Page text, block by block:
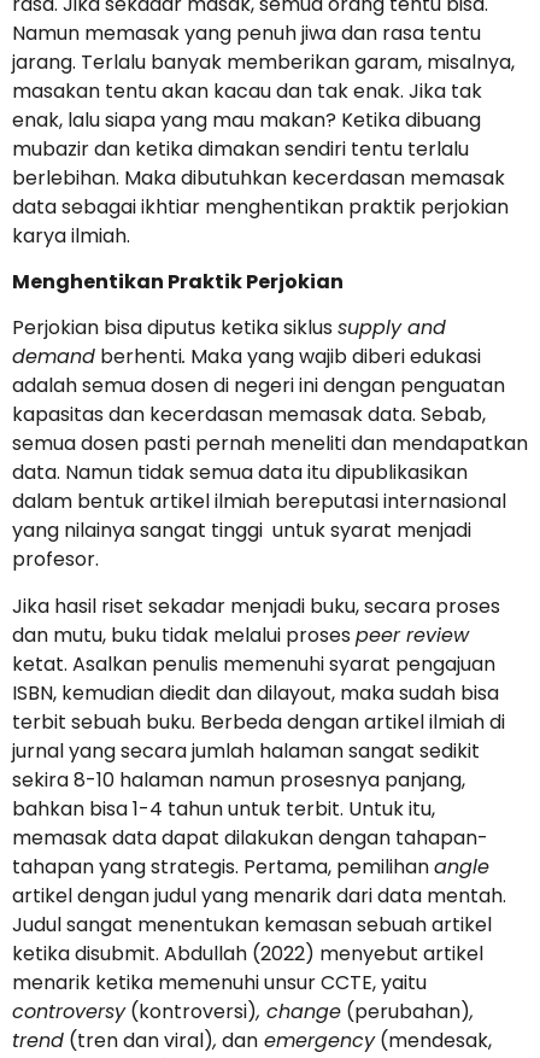
Namun memasak yang penuh jiwa dan rasa tentu
jarang. Terlalu banyak memberikan garam, misalnya,
masakan tentu akan kacau dan tak enak. Jika tak
enak, lalu siapa yang mau makan? Ketika dibuang
mubazir dan ketika dimakan sendiri tentu terlalu
berlebihan. Maka dibutuhkan kecerdasan memasak
data sebagai ikhtiar menghentikan praktik perjokian
karya ilmiah.
Menghentikan Praktik Perjokian
Perjokian bisa diputus ketika siklus supply and
demand berhenti. Maka yang wajib diberi edukasi
adalah semua dosen di negeri ini dengan penguatan
kapasitas dan kecerdasan memasak data. Sebab,
semua dosen pasti pernah meneliti dan mendapatkan
data. Namun tidak semua data itu dipublikasikan
dalam bentuk artikel ilmiah bereputasi internasional
yang nilainya sangat tinggi untuk syarat menjadi
profesor.
Jika hasil riset sekadar menjadi buku, secara proses
dan mutu, buku tidak melalui proses peer review
ketat. Asalkan penulis memenuhi syarat pengajuan
ISBN, kemudian diedit dan dilayout, maka sudah bisa
terbit sebuah buku. Berbeda dengan artikel ilmiah di
jurnal yang secara jumlah halaman sangat sedikit
sekira 8-10 halaman namun prosesnya panjang,
bahkan bisa 1-4 tahun untuk terbit. Untuk itu,
memasak data dapat dilakukan dengan tahapan-
tahapan yang strategis. Pertama, pemilihanangle
artikel dengan judul yang menarik dari data mentah.
Judul sangat menentukan kemasan sebuah artikel
ketika disubmit. Abdullah (2022) menyebut artikel
menarik ketika memenuhi unsur CCTE, yaitu
controversy(kontroversi), change (perubahan),
trend (tren dan viral), dan emergency(mendesak,